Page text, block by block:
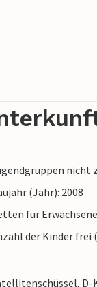
nicht
(Jahr): 2008
für
der Kinder frei
D-